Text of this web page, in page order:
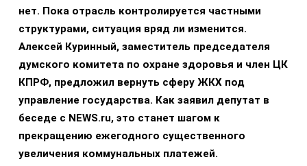
нет. Пока отрасль контролируется частными
структурами, ситуация вряд ли изменится.
Алексей Куринный, заместитель председателя
думского комитета по охране здоровья и член ЦК
КПРФ, предложил вернуть сферу ЖКХ под
управление государства. Как заявил депутат в
беседе с NEWS.ru, это станет шагом к
прекращению ежегодного существенного
увеличения коммунальных платежей.